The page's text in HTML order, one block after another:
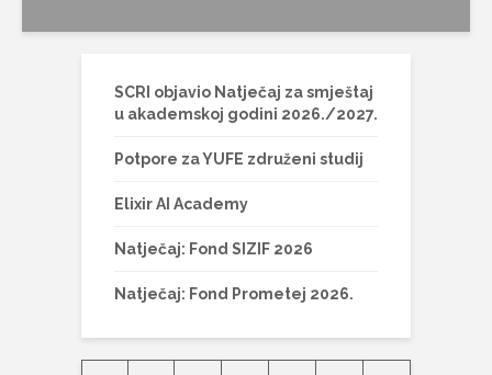
SCRI objavio Natječaj za smještaj
u akademskoj godini 2026./2027.
Potpore za YUFE združeni studij
Elixir AI Academy
Natječaj: Fond SIZIF 2026
Natječaj: Fond Prometej 2026.